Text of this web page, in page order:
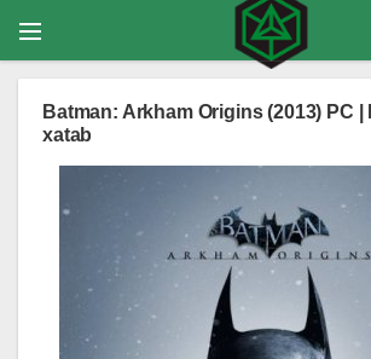
Batman: Arkham Origins (2013) PC |
xatab